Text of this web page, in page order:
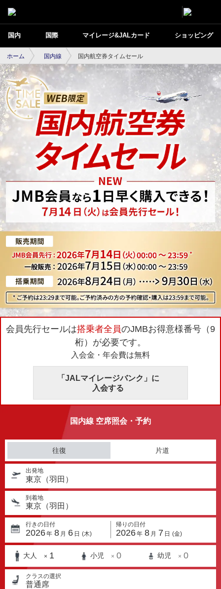
国内 国際 マイレージ&JALカード ショッピング
ホーム 国内線 国内航空券タイムセール
会員先行セールは搭乗者全員のJMBお得意様番号（9
桁）が必要です。
入会金・年会費は無料
「JALマイレージバンク」に
入会する
国内線 空席照会・予約
往復 片道
出発地
東京（羽田）
到着地
東京（羽田）
行きの日付
2026年 8 月 6 日 (木)
帰りの日付
2026年 8 月 7 日 (金)
大人 × 1 小児 × 0 幼児 × 0
クラスの選択
普通席